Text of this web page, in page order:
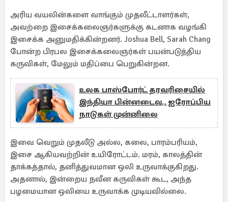
அரிய வயலின்களை வாங்கும் முதலீட்டாளர்கள்,
அவற்றை இசைக்கலைஞர்களுக்கு கடனாக வழங்கி
இசைக்க அனுமதிக்கின்றனர். Joshua Bell, Sarah Chang
போன்ற பிரபல இசைக்கலைஞர்கள் பயன்படுத்திய
கருவிகள், மேலும் மதிப்பை பெறுகின்றன.
உலக பாஸ்போர்ட் தரவரிசையில்
இந்தியா பின்னடைவு., ஐரோப்பிய
நாடுகள் முன்னிலை
இவை வெறும் முதலீடு அல்ல, கலை, பாரம்பரியம்,
இசை ஆகியவற்றின் உயிரோட்டம். மரம், காலத்தின்
தாக்கத்தால், தனித்துவமான ஒலி உருவாக்குகிறது.
அதனால், இன்றைய நவீன கருவிகள் கூட, அந்த
பழமையான ஒலியை உருவாக்க முடியவில்லை.